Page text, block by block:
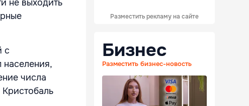
не выходить
с
числа
Разместить рекламу на сайте
Бизнес
Разместить бизнес-новость